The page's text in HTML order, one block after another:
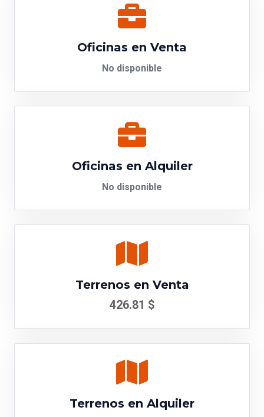
Oficinas en Venta
No disponible
Oficinas en Alquiler
No disponible
Terrenos en Venta
426.81 $
Terrenos en Alquiler